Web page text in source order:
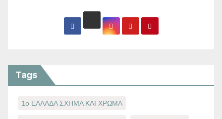
Tags
1ο ΕΛΛΑΔΑ ΣΧΗΜΑ ΚΑΙ ΧΡΩΜΑ